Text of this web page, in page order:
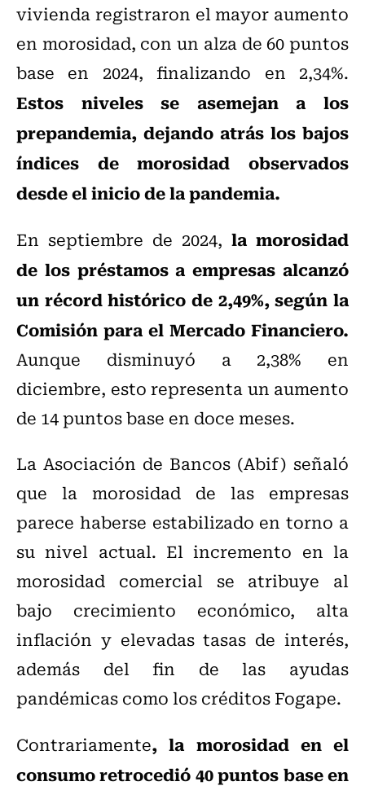
vivienda registraron el mayor aumento
en morosidad, con un alza de 60 puntos
base en 2024, finalizando en 2,34%.
Estos niveles se asemejan a los
prepandemia, dejando atrás los bajos
índices de morosidad observados
desde el inicio de la pandemia.
En septiembre de 2024, la morosidad
de los préstamos a empresas alcanzó
un récord histórico de 2,49%, según la
Comisión para el Mercado Financiero.
Aunque disminuyó a 2,38% en
diciembre, esto representa un aumento
de 14 puntos base en doce meses.
La Asociación de Bancos (Abif) señaló
que la morosidad de las empresas
parece haberse estabilizado en torno a
su nivel actual. El incremento en la
morosidad comercial se atribuye al
bajo crecimiento económico, alta
inflación y elevadas tasas de interés,
además del fin de las ayudas
pandémicas como los créditos Fogape.
Contrariamente, la morosidad en el
consumo retrocedió 40 puntos base en